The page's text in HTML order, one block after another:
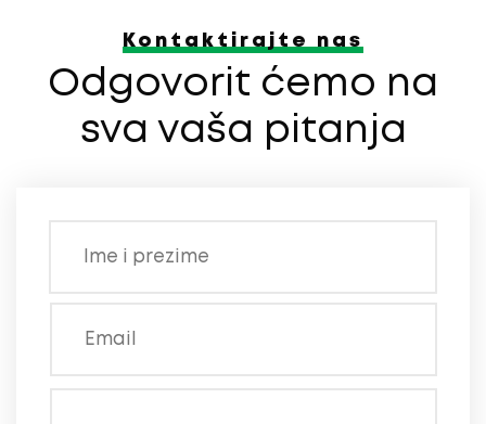
Kontaktirajte nas
Odgovorit ćemo na
sva vaša pitanja